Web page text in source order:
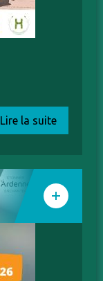
Lire la suite